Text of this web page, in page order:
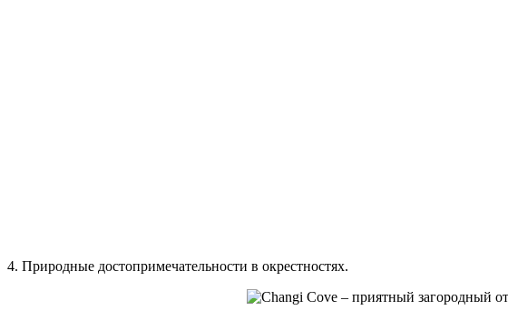
4. Природные достопримечательности в окрестностях.